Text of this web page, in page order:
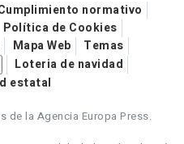
normativo
Política de Cookies
Mapa Web
Temas
Loteria de navidad
estatal
de la Agencia Europa Press.